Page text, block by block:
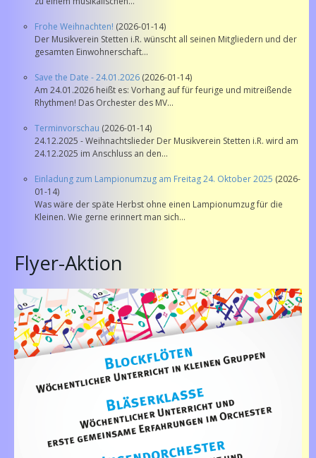
Frohe Weihnachten! (2026-01-14)
Der Musikverein Stetten i.R. wünscht all seinen Mitgliedern und der
gesamten Einwohnerschaft...
Save the Date - 24.01.2026 (2026-01-14)
Am 24.01.2026 heißt es: Vorhang auf für feurige und mitreißende
Rhythmen! Das Orchester des MV...
Terminvorschau (2026-01-14)
24.12.2025 - Weihnachtslieder Der Musikverein Stetten i.R. wird am
24.12.2025 im Anschluss an den...
Einladung zum Lampionumzug am Freitag 24. Oktober 2025 (2026-
01-14)
Was wäre der späte Herbst ohne einen Lampionumzug für die
Kleinen. Wie gerne erinnert man sich...
Flyer-Aktion